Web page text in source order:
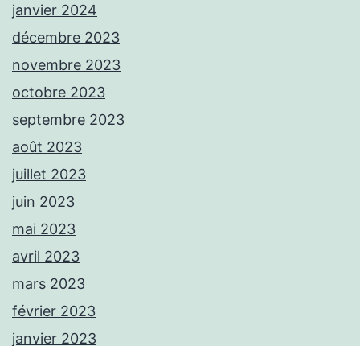
janvier 2024
décembre 2023
novembre 2023
octobre 2023
septembre 2023
août 2023
juillet 2023
juin 2023
mai 2023
avril 2023
mars 2023
février 2023
janvier 2023